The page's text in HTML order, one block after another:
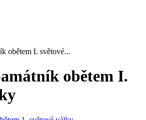
obětem I. světové...
obětem I.